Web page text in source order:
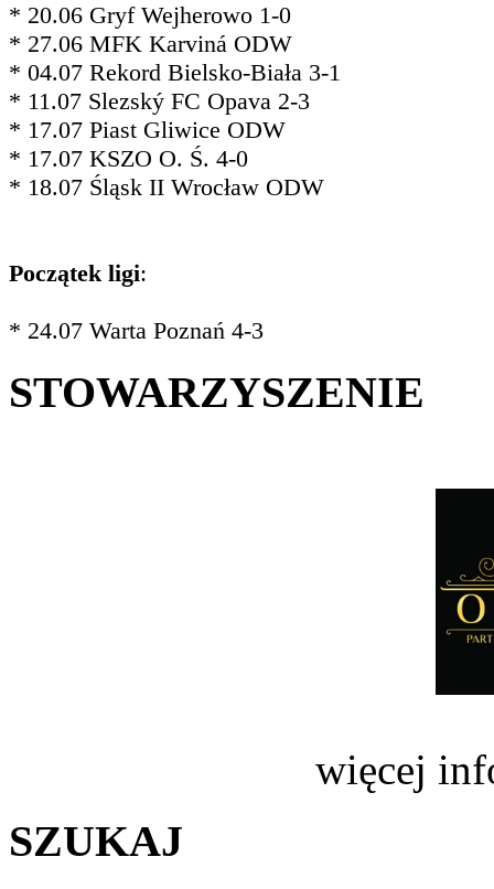
* 20.06 Gryf Wejherowo 1-0
* 27.06 MFK Karviná ODW
* 04.07 Rekord Bielsko-Biała 3-1
* 11.07 Slezský FC Opava 2-3
* 17.07 Piast Gliwice ODW
* 17.07 KSZO O. Ś. 4-0
* 18.07 Śląsk II Wrocław ODW
Początek ligi:
* 24.07 Warta Poznań 4-3
STOWARZYSZENIE
więcej
SZUKAJ